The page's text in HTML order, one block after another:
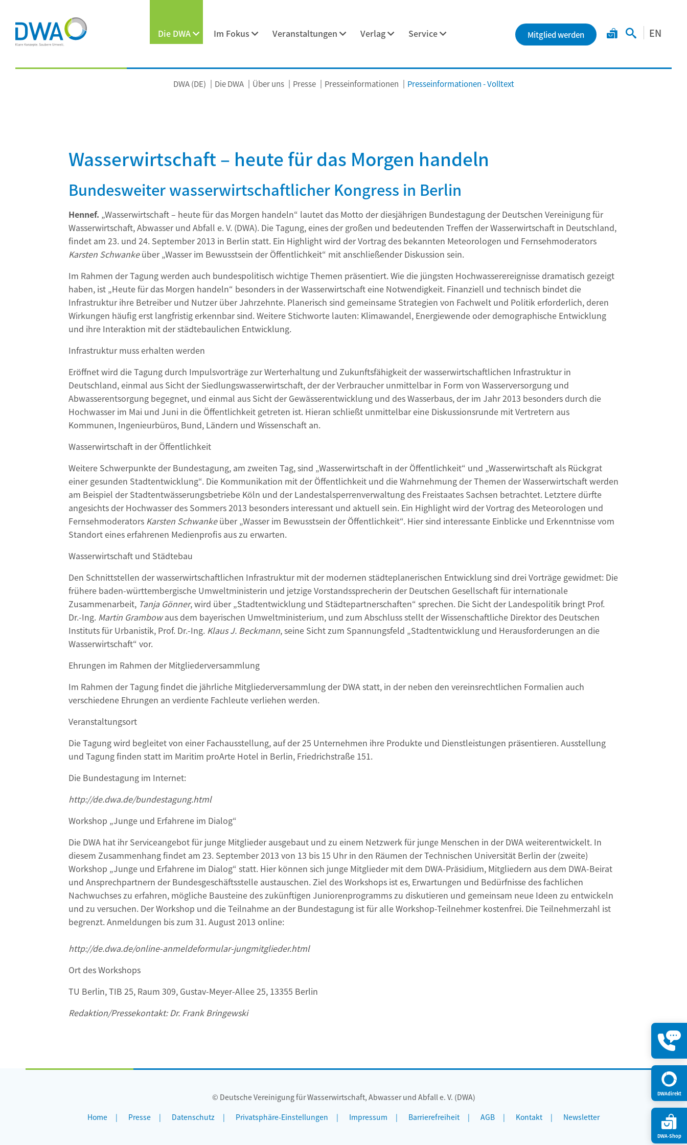
Die DWA Im Fokus Veranstaltungen Verlag Service Mitglied werden EN
DWA (DE) Die DWA Über uns Presse Presseinformationen Presseinformationen - Volltext
Wasserwirtschaft – heute für das Morgen handeln
Bundesweiter wasserwirtschaftlicher Kongress in Berlin
Hennef. „Wasserwirtschaft – heute für das Morgen handeln“ lautet das Motto der diesjährigen Bundestagung der Deutschen Vereinigung für
Wasserwirtschaft, Abwasser und Abfall e. V. (DWA). Die Tagung, eines der großen und bedeutenden Treffen der Wasserwirtschaft in Deutschland,
findet am 23. und 24. September 2013 in Berlin statt. Ein Highlight wird der Vortrag des bekannten Meteorologen und Fernsehmoderators
Karsten Schwankeüber „Wasser im Bewusstsein der Öffentlichkeit“ mit anschließender Diskussion sein.
Im Rahmen der Tagung werden auch bundespolitisch wichtige Themen präsentiert. Wie die jüngsten Hochwasserereignisse dramatisch gezeigt
haben, ist „Heute für das Morgen handeln“ besonders in der Wasserwirtschaft eine Notwendigkeit. Finanziell und technisch bindet die
Infrastruktur ihre Betreiber und Nutzer über Jahrzehnte. Planerisch sind gemeinsame Strategien von Fachwelt und Politik erforderlich, deren
Wirkungen häufig erst langfristig erkennbar sind. Weitere Stich­worte lauten: Klimawandel, Energiewende oder demographische Entwicklung
und ihre Interaktion mit der städtebaulichen Entwicklung.
Infrastruktur muss erhalten werden
Eröffnet wird die Tagung durch Impulsvorträge zur Werterhaltung und Zukunftsfähigkeit der wasserwirtschaftlichen Infrastruktur in
Deutschland, einmal aus Sicht der Siedlungswasserwirtschaft, der der Verbraucher unmittelbar in Form von Wasserversorgung und
Abwasserentsorgung begegnet, und einmal aus Sicht der Gewässerentwicklung und des Wasserbaus, der im Jahr 2013 besonders durch die
Hochwasser im Mai und Juni in die Öffentlichkeit getreten ist. Hieran schließt unmittelbar eine Diskussionsrunde mit Vertretern aus
Kommunen, Ingenieurbüros, Bund, Ländern und Wissenschaft an.
Wasserwirtschaft in der Öffentlichkeit
Weitere Schwerpunkte der Bundestagung, am zweiten Tag, sind „Wasserwirtschaft in der Öffentlichkeit“ und „Wasserwirtschaft als Rückgrat
einer gesunden Stadtentwicklung“. Die Kommunikation mit der Öffentlichkeit und die Wahrnehmung der Themen der Wasserwirtschaft werden
am Beispiel der Stadtentwässerungsbetriebe Köln und der Landestalsperrenverwaltung des Freistaates Sachsen betrachtet. Letztere dürfte
angesichts der Hochwasser des Sommers 2013 besonders interessant und aktuell sein. Ein Highlight wird der Vortrag des Meteorologen und
Fernsehmoderators Karsten Schwankeüber „Wasser im Bewusstsein der Öffentlichkeit“. Hier sind interessante Einblicke und Erkenntnisse vom
Standort eines erfahrenen Medienprofis aus zu erwarten.
Wasserwirtschaft und Städtebau
Den Schnittstellen der wasserwirtschaftlichen Infrastruktur mit der modernen städteplanerischen Entwicklung sind drei Vorträge gewidmet: Die
frühere baden-württembergische Umweltministerin und jetzige Vorstandssprecherin der Deutschen Gesellschaft für internationale
Zusammenarbeit, Tanja Gönner, wird über „Stadtentwicklung und Städtepartnerschaften“ sprechen. Die Sicht der Landespolitik bringt Prof.
Dr.-Ing. Martin Grambowaus dem bayerischen Umweltministerium, und zum Abschluss stellt der Wissenschaftliche Direktor des Deutschen
Instituts für Urbanistik, Prof. Dr.-Ing. Klaus J. Beckmann, seine Sicht zum Spannungsfeld „Stadtentwicklung und Herausforderungen an die
Wasserwirtschaft“ vor.
Ehrungen im Rahmen der Mitgliederversammlung
Im Rahmen der Tagung findet die jährliche Mitgliederversammlung der DWA statt, in der neben den vereinsrechtlichen Formalien auch
verschiedene Ehrungen an verdiente Fachleute verliehen werden.
Veranstaltungsort
Die Tagung wird begleitet von einer Fachausstellung, auf der 25 Unternehmen ihre Produkte und Dienstleistungen präsentieren. Ausstellung
und Tagung finden statt im Maritim proArte Hotel in Berlin, Friedrichstraße 151.
Die Bundestagung im Internet:
http://de.dwa.de/bundestagung.html
Workshop „Junge und Erfahrene im Dialog“
Die DWA hat ihr Serviceangebot für junge Mitglieder ausgebaut und zu einem Netzwerk für junge Menschen in der DWA weiterentwickelt. In
diesem Zusammenhang findet am 23. September 2013 von 13 bis 15 Uhr in den Räumen der Technischen Universität Berlin der (zweite)
Workshop „Junge und Erfahrene im Dialog“ statt. Hier können sich junge Mitglieder mit dem DWA-Präsidium, Mitgliedern aus dem DWA-Beirat
und Ansprechpartnern der Bundesgeschäftsstelle austauschen. Ziel des Workshops ist es, Erwartungen und Bedürfnisse des fachlichen
Nachwuchses zu erfahren, mögliche Bausteine des zukünftigen Juniorenprogramms zu diskutieren und gemeinsam neue Ideen zu entwickeln
und zu versuchen. Der Workshop und die Teilnahme an der Bundestagung ist für alle Workshop-Teilnehmer kostenfrei. Die Teilnehmerzahl ist
begrenzt. Anmeldungen bis zum 31. August 2013 online:
http://de.dwa.de/online-anmeldeformular-jungmitglieder.html
Ort des Workshops
TU Berlin, TIB 25, Raum 309, Gustav-Meyer-Allee 25, 13355 Berlin
Redaktion/Pressekontakt: Dr. Frank Bringewski
öffnen
DWAdirekt
DWA-Shop
© Deutsche Vereinigung für Wasserwirtschaft, Abwasser und Abfall e. V. (DWA)
Home
Presse Datenschutz Privatsphäre-Einstellungen Impressum Barrierefreiheit AGB Kontakt Newsletter